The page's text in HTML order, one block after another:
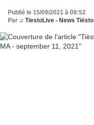
Publié le 15/09/2021 à 08:52
Par ♫ TiestoLive - News Tiësto